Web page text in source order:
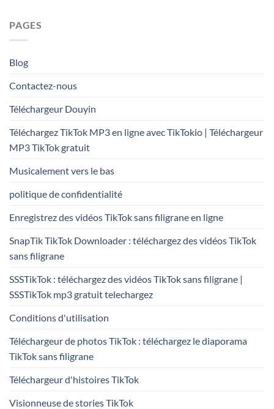
PAGES
Blog
Contactez-nous
Téléchargeur Douyin
Téléchargez TikTok MP3 en ligne avec TikTokio | Téléchargeur
MP3 TikTok gratuit
Musicalement vers le bas
politique de confidentialité
Enregistrez des vidéos TikTok sans filigrane en ligne
SnapTik TikTok Downloader : téléchargez des vidéos TikTok
sans filigrane
SSSTikTok : téléchargez des vidéos TikTok sans filigrane |
SSSTikTok mp3 gratuit telechargez
Conditions d'utilisation
Téléchargeur de photos TikTok : téléchargez le diaporama
TikTok sans filigrane
Téléchargeur d'histoires TikTok
Visionneuse de stories TikTok